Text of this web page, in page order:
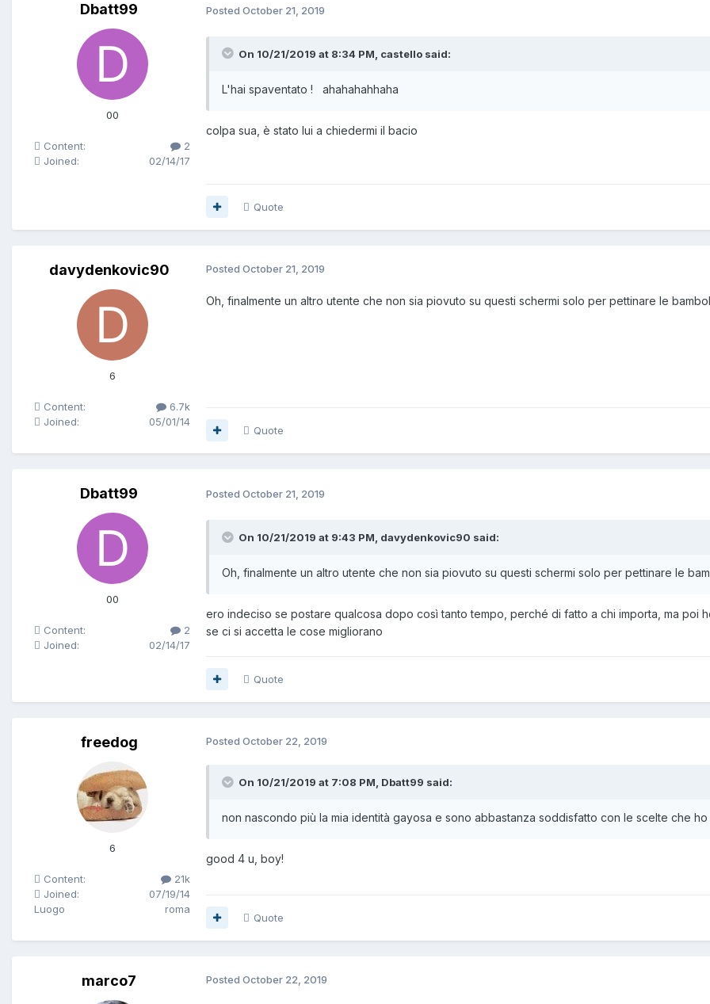
Dbatt99
00
Content:
2
Joined:
02/14/17
Posted October 21, 2019
On 10/21/2019 at 8:34 PM, castello said:
L'hai spaventato ! ahahahahhaha
colpa sua, è stato lui a chiedermi il bacio
Quote
davydenkovic90
6
Content:
6.7k
Joined:
05/01/14
Posted October 21, 2019
Oh, finalmente un altro utente che non sia piovuto su questi schermi solo per pettinare le
Quote
Dbatt99
00
Content:
2
Joined:
02/14/17
Posted October 21, 2019
On 10/21/2019 at 9:43 PM, davydenkovic90 said:
Oh, finalmente un altro utente che non sia piovuto su questi schermi solo per pettinare le
ero indeciso se postare qualcosa dopo così tanto tempo, perché di fatto a chi importa, ma poi
se ci si accetta le cose migliorano
Quote
freedog
6
Content:
21k
Joined:
07/19/14
Luogo
roma
Posted October 22, 2019
On 10/21/2019 at 7:08 PM, Dbatt99 said:
non nascondo più la mia identità gayosa e sono abbastanza soddisfatto con le scelte che ho
good 4 u, boy!
Quote
marco7 Posted October 22, 2019